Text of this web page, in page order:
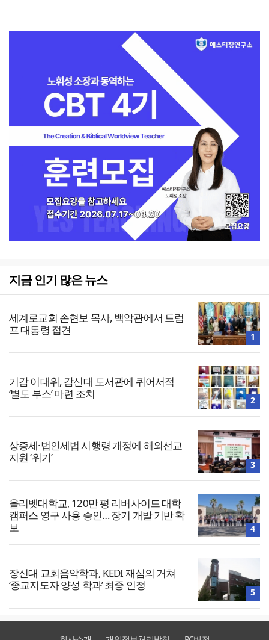
지금 인기 많은 뉴스
세계로교회 손현보 목사, 백악관에서 트럼
프 대통령 접견
1
기감 이대위, 감신대 도서관에 퀴어서적
‘별도 부스’ 마련 조치
2
상증세·법인세법 시행령 개정에 해외선교
지원 ‘위기’
3
올리벳대학교, 120만 평 리버사이드 대학
캠퍼스 영구 사용 승인… 장기 개발 기반 확
보
4
장신대 교회음악학과, KEDI 재심의 거쳐
‘종교지도자 양성 학과’ 최종 인정
5